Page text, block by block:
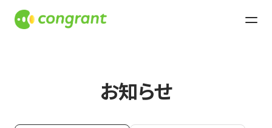
お知らせ